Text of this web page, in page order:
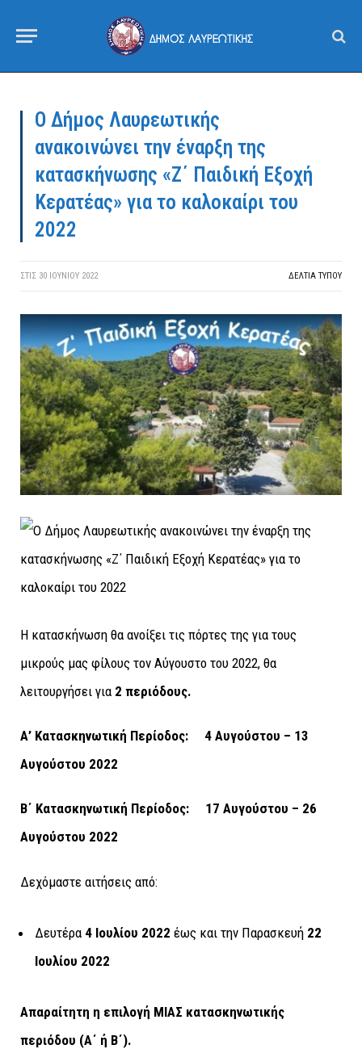
Ο Δήμος Λαυρεωτικής
ανακοινώνει την έναρξη της
κατασκήνωσης «Ζ΄ Παιδική Εξοχή
Κερατέας» για το καλοκαίρι του
2022
ΣΤΙΣ 30 ΙΟΥΝΊΟΥ 2022 ΔΕΛΤΙΑ ΤΥΠΟΥ
Η κατασκήνωση θα ανοίξει τις πόρτες της για τους
μικρούς μας φίλους τον Αύγουστο του 2022, θα
λειτουργήσει για 2 περιόδους.
Α’ Κατασκηνωτική Περίοδος: 4 Αυγούστου – 13
Αυγούστου 2022
Β΄ Κατασκηνωτική Περίοδος: 17 Αυγούστου – 26
Αυγούστου 2022
Δεχόμαστε αιτήσεις από:
Δευτέρα 4 Ιουλίου 2022 έως και την Παρασκευή 22
Ιουλίου 2022
Απαραίτητη η επιλογή ΜΙΑΣ κατασκηνωτικής
περιόδου (Α΄ ή Β΄).